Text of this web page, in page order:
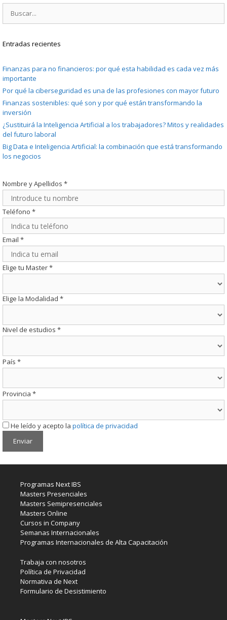
Entradas recientes
Finanzas para no financieros: por qué esta habilidad es cada vez más
importante
Por qué la ciberseguridad es una de las profesiones con mayor futuro
Finanzas sostenibles: qué son y por qué están transformando la
inversión
¿Sustituirá la Inteligencia Artificial a los trabajadores? Mitos y realidades
del futuro laboral
Big Data e Inteligencia Artificial: la combinación que está transformando
los negocios
Nombre y Apellidos *
Teléfono *
Email *
Elige tu Master*
Elige la Modalidad *
Nivel de estudios *
País *
Provincia *
He leído y acepto la política de privacidad
Programas Next IBS
Masters Presenciales
Masters Semipresenciales
Masters Online
Cursos in Company
Semanas Internacionales
Programas Internacionales de Alta Capacitación
Trabaja con nosotros
Política de Privacidad
Normativa de Next
Formulario de Desistimiento